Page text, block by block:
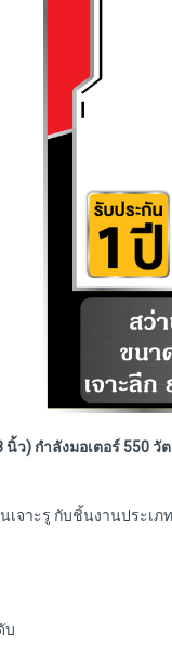
ว) กำลังมอเตอร์ 550 วั
เจาะรู กับชิ้นงานประเ
บ